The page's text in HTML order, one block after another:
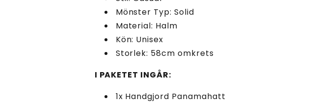
Mönster Typ: Solid
Material: Halm
Kön: Unisex
Storlek: 58cm omkrets
I PAKETET INGÅR:
1x Handgjord Panamahatt